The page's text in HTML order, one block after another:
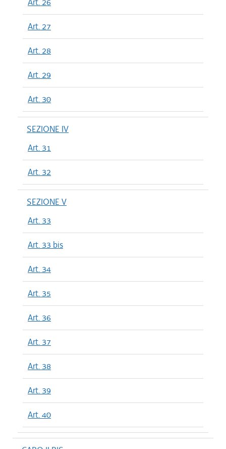
Art. 27
Art. 28
Art. 29
Art. 30
SEZIONE IV
Art. 31
Art. 32
SEZIONE V
Art. 33
Art. 33 bis
Art. 34
Art. 35
Art. 36
Art. 37
Art. 38
Art. 39
Art. 40